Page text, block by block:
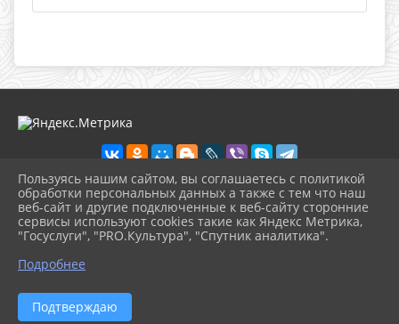
2026 г. dkdiv.gelendzhik-kult.ru
Вход
Карта сайта
Политика обработки персональных данных
Сделано на KubCMS
Разработка и поддержка
Пользуясь нашим сайтом, вы соглашаетесь с политикой
обработки персональных данных а также с тем что наш
веб-сайт и другие подключенные к веб-сайту сторонние
сервисы используют cookies такие как Яндекс Метрика,
"Госуслуги", "PRO.Культура", "Спутник аналитика".
Подробнее
Подтверждаю